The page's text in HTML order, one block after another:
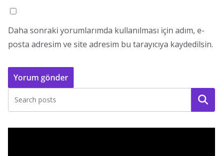
Daha sonraki yorumlarımda kullanılması için adım, e-
posta adresim ve site adresim bu tarayıcıya kaydedilsin.
Ara